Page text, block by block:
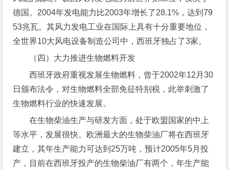
德国。2004年发电能力比2003年增长了28.1%，达到79
53兆瓦。其风力发电工业在国际上具有十分重要地位，
全世界10大风电设备制造公司中，西班牙独占了3家。
（四）大力推进生物燃料开发
西班牙政府重视发展生物燃料，曾于2002年12月30
日颁布法令，对生物燃料全部免征特别税，此举刺激了
生物燃料行业的快速发展。
在生物柴油生产与研发方面，处于欧盟国家的中上
等水平，发展很快。欧洲最大的生物柴油厂将在西班牙
建立，其年生产能力可达到25万吨，预计2005年5月投
产，目前在西班牙投产的生物柴油厂有两个，年生产能